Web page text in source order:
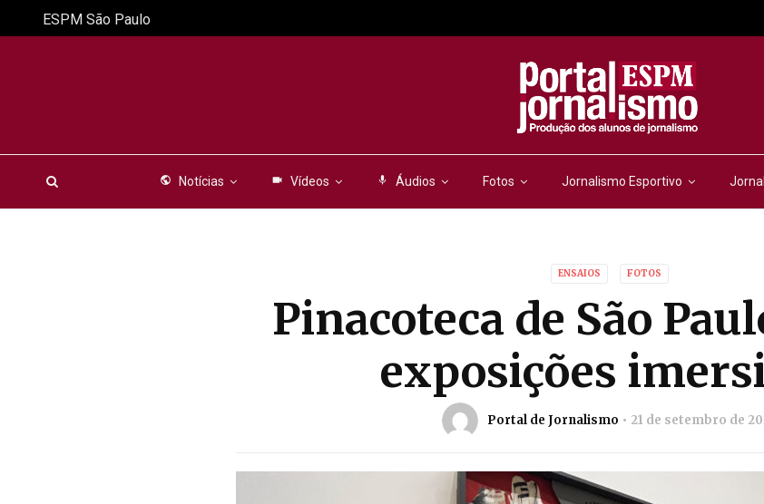
public Notícias videocam Vídeos mic Áudios Fotos Jornalismo Esportivo
ESPM São Paulo
ENSAIOS FOTOS
Pinacoteca de São
exposições
Portal de Jornalismo 21 de setembro de